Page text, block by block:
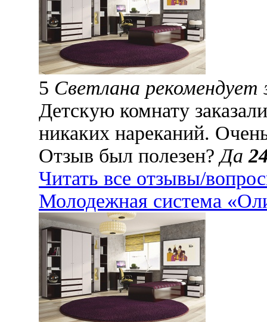
5 Светлана
Детскую комнату
никаких нареканий.
Отзыв был полезен?Да
Читать все отзывы/
Молодежная система